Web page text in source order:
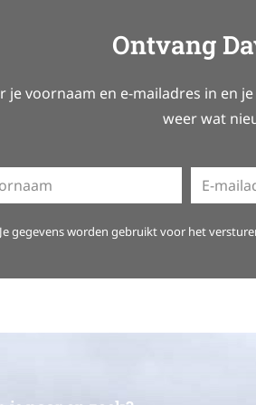
Ontvang
je voornaam en e-mailadres in en
weer wat
Je gegevens worden gebruikt voor het